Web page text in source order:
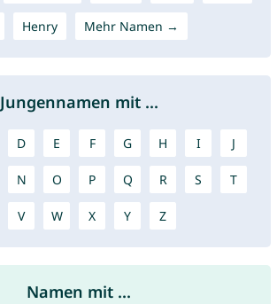
Henry Mehr Namen →
Jungennamen mit ...
D E F G H I J
N O P Q R S T
V W X Y Z
Namen mit ...